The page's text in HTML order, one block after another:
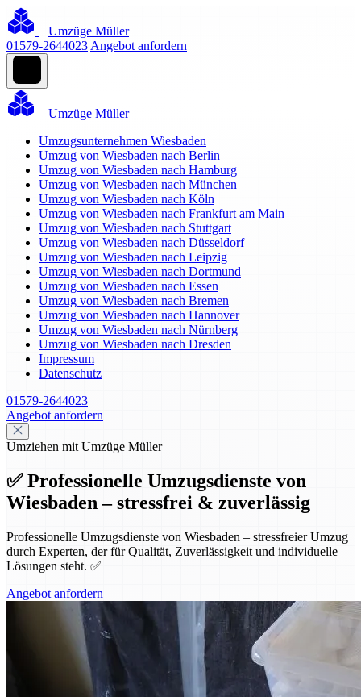
Umzüge Müller
01579-2644023 Angebot anfordern
Umzüge Müller
Umzugsunternehmen Wiesbaden
Umzug von Wiesbaden nach Berlin
Umzug von Wiesbaden nach Hamburg
Umzug von Wiesbaden nach München
Umzug von Wiesbaden nach Köln
Umzug von Wiesbaden nach Frankfurt am Main
Umzug von Wiesbaden nach Stuttgart
Umzug von Wiesbaden nach Düsseldorf
Umzug von Wiesbaden nach Leipzig
Umzug von Wiesbaden nach Dortmund
Umzug von Wiesbaden nach Essen
Umzug von Wiesbaden nach Bremen
Umzug von Wiesbaden nach Hannover
Umzug von Wiesbaden nach Nürnberg
Umzug von Wiesbaden nach Dresden
Impressum
Datenschutz
01579-2644023
Angebot anfordern
Umziehen mit Umzüge Müller
✅ Professionelle Umzugsdienste von
Wiesbaden – stressfrei & zuverlässig
Professionelle Umzugsdienste von Wiesbaden – stressfreier Umzug
durch Experten, der für Qualität, Zuverlässigkeit und individuelle
Lösungen steht. ✅
Angebot anfordern